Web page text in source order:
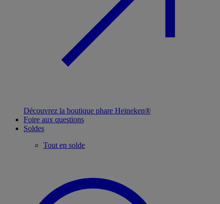
Découvrez la boutique phare Heineken®
Foire aux questions
Soldes
Tout en solde